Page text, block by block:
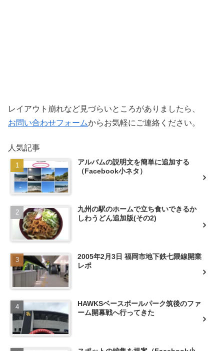
レイアウト崩れなど見づらいところがありましたら、
お問い合わせフォームからお気軽にご連絡ください。
人気記事
アルバムの説明文を簡単に追加する
（Facebook小ネタ）
九州の駅のホームで立ち食いできるか
しわうどん追加版(その2)
2005年2月3日 福岡市地下鉄七隈線開業
レポ
HAWKSベースボールパーク筑後のファ
ーム開幕戦へ行ってきた